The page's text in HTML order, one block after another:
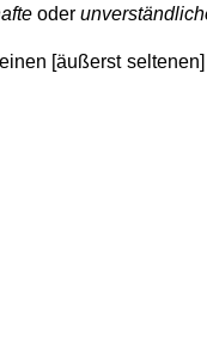
oder
[äußerst